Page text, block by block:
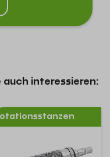
auch interessieren: